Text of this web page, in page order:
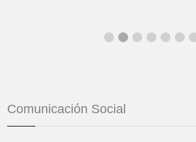
Comunicación Social